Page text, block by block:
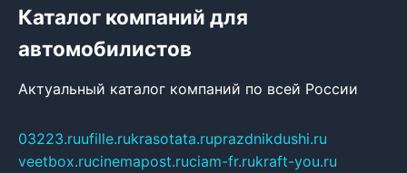
Каталог компаний для
автомобилистов
Актуальный каталог компаний по всей России
03223.ruufille.rukrasotata.ruprazdnikdushi.ru
veetbox.rucinemapost.ruciam-fr.rukraft-you.ru